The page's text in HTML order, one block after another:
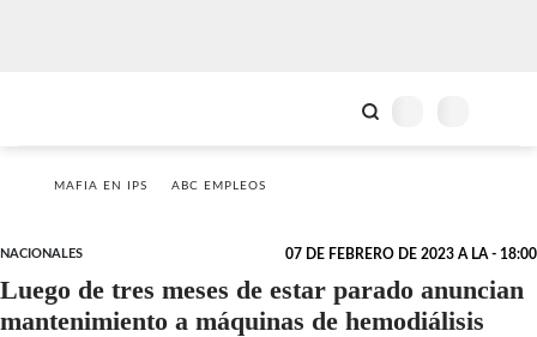
MAFIA EN IPS ABC EMPLEOS
NACIONALES 07 DE FEBRERO DE 2023 A LA - 18:00
Luego de tres meses de estar parado anuncian
mantenimiento a máquinas de hemodiálisis